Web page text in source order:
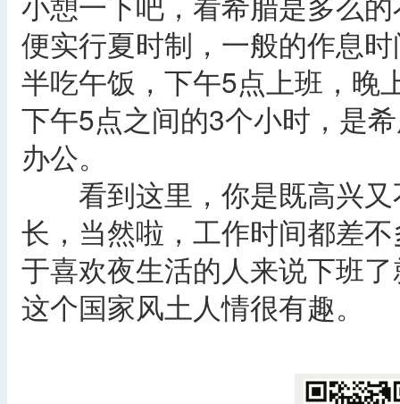
便实行夏时制，一般的作息
半吃午饭，下午5点上班，晚
下午5点之间的3个小时，是
办公。
看到这里，你是既高兴又
长，当然啦，工作时间都差
于喜欢夜生活的人来说下班
这个国家风土人情很有趣。